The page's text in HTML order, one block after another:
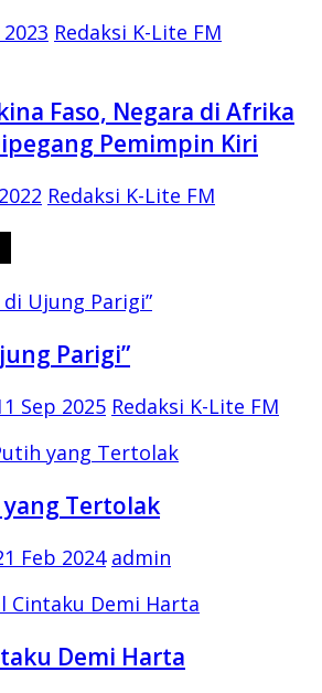
2023 Redaksi K-Lite FM
Faso, Negara di Afrika
Pemimpin Kiri
Redaksi K-Lite FM
Parigi”
Sep 2025 Redaksi K-Lite FM
Tertolak
Feb 2024 admin
Demi Harta